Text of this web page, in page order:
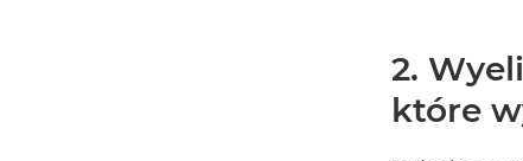
2.
które